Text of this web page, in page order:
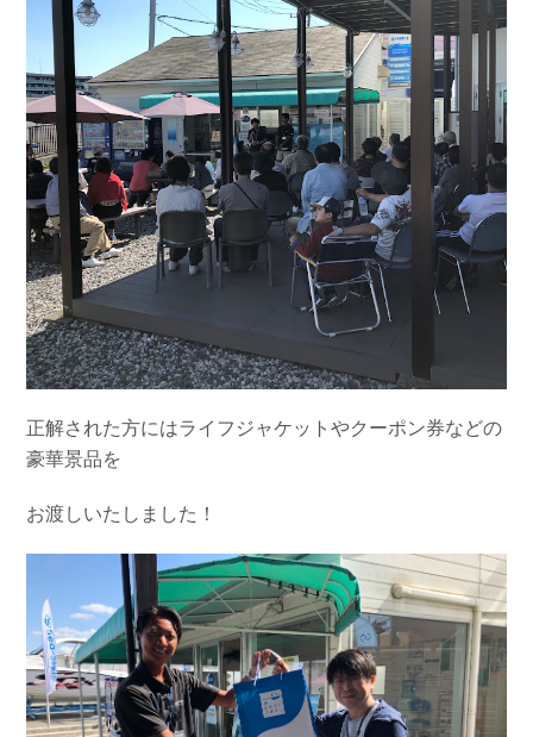
正解された方にはライフジャケットやクーポン券などの
豪華景品を
お渡しいたしました！